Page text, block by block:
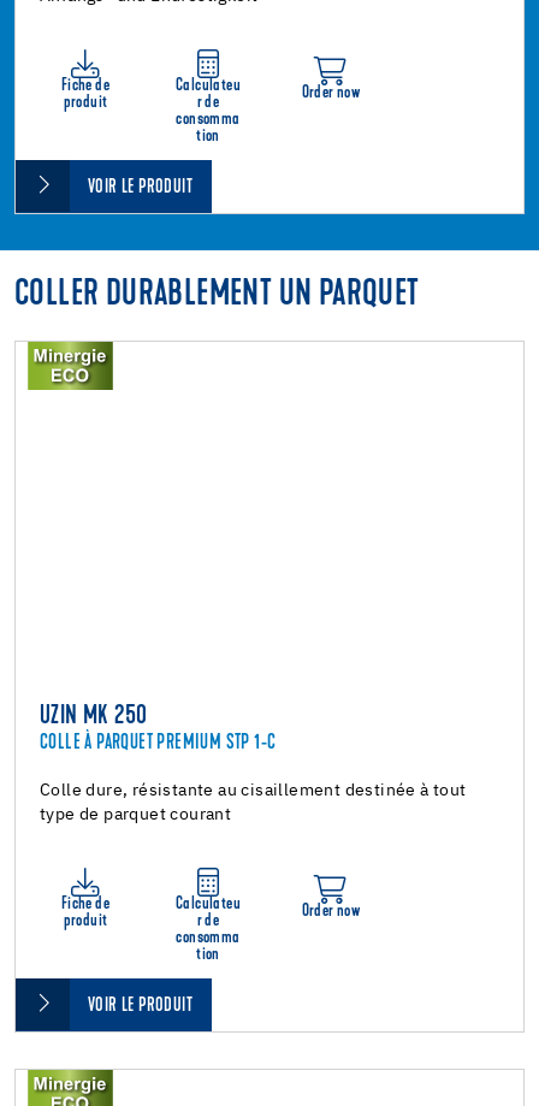
Fiche de
produit
Calculateu
r de
consomma
tion
Order now
VOIR LE PRODUIT
COLLER DURABLEMENT UN PARQUET
UZIN MK 250
COLLE À PARQUET PREMIUM STP 1-C
Colle dure, résistante au cisaillement destinée à tout
type de parquet courant
Fiche de
produit
Calculateu
r de
consomma
tion
Order now
VOIR LE PRODUIT